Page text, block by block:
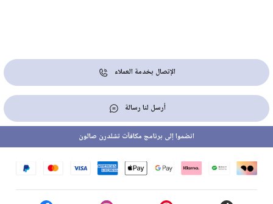
الإتصال بخدمة العملاء
أرسل لنا رسالة
انضموا إلى برنامج مكافآت تشلدرن صالون